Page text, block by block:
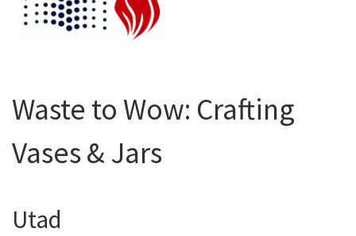
Waste to Wow: Crafting
Vases & Jars
Utad